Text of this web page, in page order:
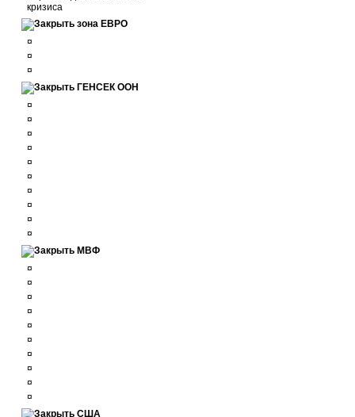
кризиса
зона ЕВРО
¤
¤
¤
ГЕНСЕК ООН
¤
¤
¤
¤
¤
¤
¤
¤
¤
¤
МВФ
¤
¤
¤
¤
¤
¤
¤
¤
¤
¤
США